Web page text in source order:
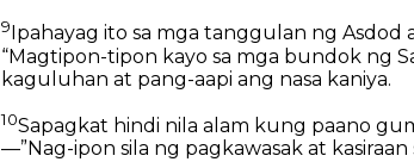
9 Ipahayag ito sa mga tanggulan ng
“Magtipon-tipon kayo sa mga bundok ng
kaguluhan at pang-aapi ang nasa kaniya.
10Sapagkat hindi nila alam kung paano
—”Nag-ipon sila ng pagkawasak at